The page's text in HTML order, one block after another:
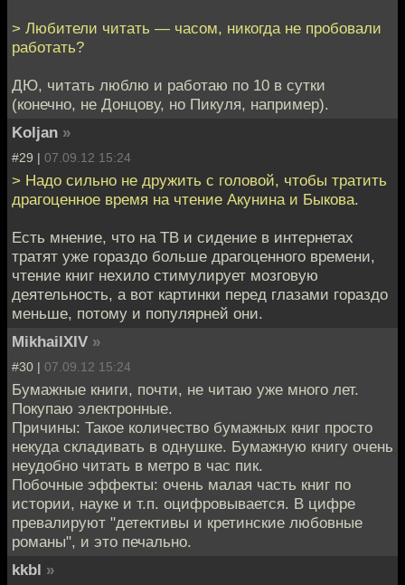
> Любители читать — часом, никогда не пробовали
работать?
ДЮ, читать люблю и работаю по 10 в сутки
(конечно, не Донцову, но Пикуля, например).
Koljan »
#29 | 07.09.12 15:24
> Надо сильно не дружить с головой, чтобы тратить
драгоценное время на чтение Акунина и Быкова.
Есть мнение, что на ТВ и сидение в интернетах
тратят уже гораздо больше драгоценного времени,
чтение книг нехило стимулирует мозговую
деятельность, а вот картинки перед глазами гораздо
меньше, потому и популярней они.
MikhailXIV »
#30 | 07.09.12 15:24
Бумажные книги, почти, не читаю уже много лет.
Покупаю электронные.
Причины: Такое количество бумажных книг просто
некуда складивать в однушке. Бумажную книгу очень
неудобно читать в метро в час пик.
Побочные эффекты: очень малая часть книг по
истории, науке и т.п. оцифровывается. В цифре
превалируют "детективы и кретинские любовные
романы", и это печально.
kkbl »